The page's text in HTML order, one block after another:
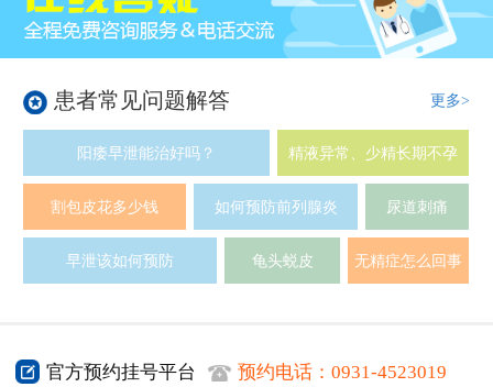
患者常见问题解答 更多>
阳痿早泄能治好吗？ 精液异常、少精长期不孕
割包皮花多少钱 如何预防前列腺炎 尿道刺痛
早泄该如何预防 龟头蜕皮 无精症怎么回事
官方预约挂号平台 预约电话：0931-4523019